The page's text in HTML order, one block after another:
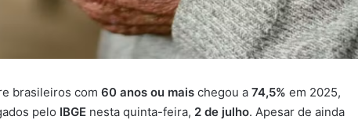
brasileiros com60 anos ou mais chegou a74,5% em 2025,
pelo IBGE nesta quinta-feira, 2 de julho. Apesar de ainda